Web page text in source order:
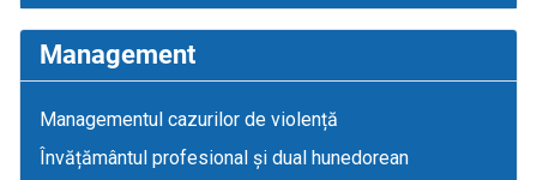
Management
Managementul cazurilor de violență
Învățământul profesional și dual hunedorean